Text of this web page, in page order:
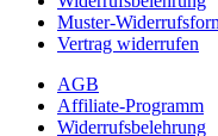
Muster-
Vertrag widerrufen
AGB
Affiliate-Programm
Widerrufsbelehrung